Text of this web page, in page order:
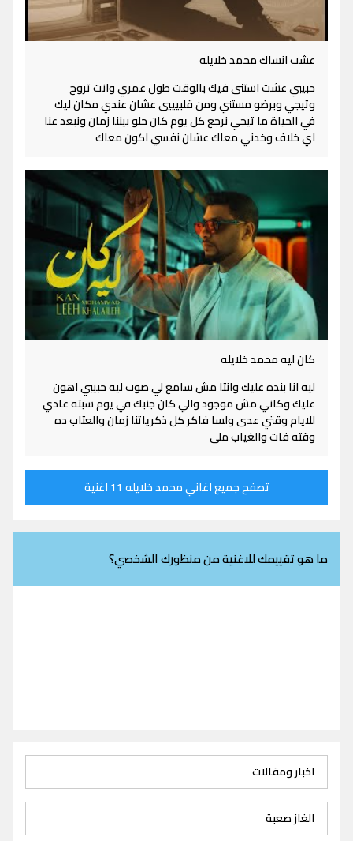
عشت انساك محمد خلايله
حبيبي عشت استنى فيك بالوقت طول عمري وانت تروح
وتيجي وبرضو مستني ومن قلبيييي عشان عندي مكان ليك
في الحياة ما تيجي نرجع كل يوم كان حلو بيننا زمان ونبعد عنا
اي خلاف وخدني معاك عشان نفسي اكون معاك
كان ليه محمد خلايله
ليه انا بنده عليك وانتا مش سامع لي صوت ليه حبيبي اهون
عليك وكاني مش موجود والي كان جنبك في يوم سبته عادي
للايام وقتي عدى ولسا فاكر كل ذكرياتنا زمان والعتاب ده
وقته فات والغياب ملى
تصفح جميع اغاني محمد خلايله 11 اغنية
ما هو تقييمك للاغنية من منظورك الشخصي؟
اخبار ومقالات
الغاز صعبة